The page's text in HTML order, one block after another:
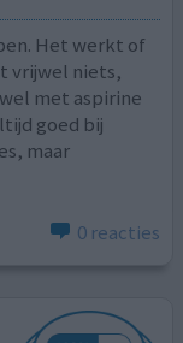
Het werkt of
vrijwel niets,
met aspirine
goed bij
maar
0 reacties